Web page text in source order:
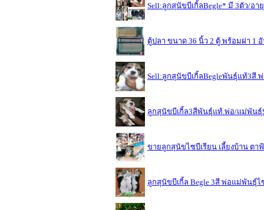
Sell:ลูกสุนัขบีเกิ้ลBegle* มี 3ตัว/อา
ตู้ปลา ขนาด 36 นิ้ว 2 ตู้ พร้อมฝา 1
Sell:ลูกสุนัขบีเกิ้ลBegleพันธุ์แท้3สี.
ลูกสุนัขบีเกิ้ล3สีพันธุ์แท้.พ่อ/แม่พันธุ์
ขายลูกสุนัขไซบีเรียน เลี้ยงบ้าน ตา
ลูกสุนัขบีเกิ้ล Begle 3สี พ่อแม่พันธุ์ไ